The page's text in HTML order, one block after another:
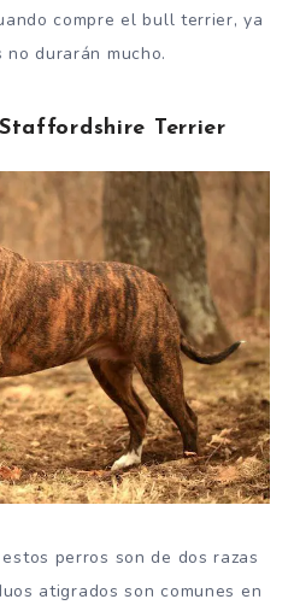
compre el bull terrier, ya
durarán mucho.
Terrier
perros son de dos razas
atigrados son comunes en